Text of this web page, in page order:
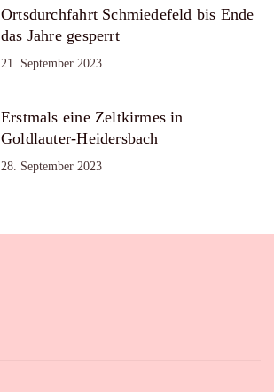
Ortsdurchfahrt Schmiedefeld bis Ende
das Jahre gesperrt
21. September 2023
Erstmals eine Zeltkirmes in
Goldlauter-Heidersbach
28. September 2023